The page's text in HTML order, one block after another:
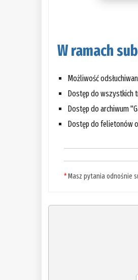
W ramach
Możliwość
Dostęp do wszystkich
Dostęp do archiwum
Dostęp do felietonów
*Masz pytania odnośnie